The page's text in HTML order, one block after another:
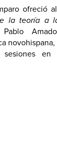
ofreció
la teoría a
en